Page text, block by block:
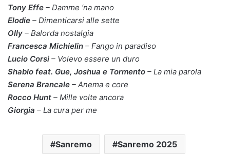
Tony Effe – Damme ‘na mano
Elodie – Dimenticarsi alle sette
Olly – Balorda nostalgia
Francesca Michielin – Fango in paradiso
Lucio Corsi – Volevo essere un duro
Shablo feat. Gue, Joshua e Tormento – La mia parola
Serena Brancale – Anema e core
Rocco Hunt – Mille volte ancora
Giorgia – La cura per me
Sanremo Sanremo 2025